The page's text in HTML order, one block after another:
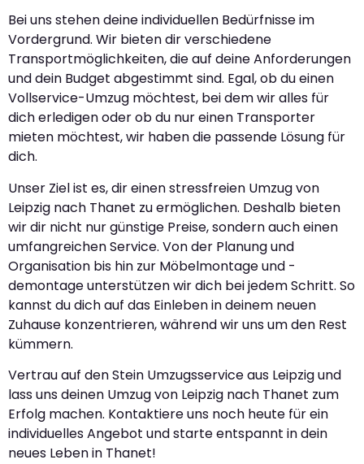
Bei uns stehen deine individuellen Bedürfnisse im
Vordergrund. Wir bieten dir verschiedene
Transportmöglichkeiten, die auf deine Anforderungen
und dein Budget abgestimmt sind. Egal, ob du einen
Vollservice-Umzug möchtest, bei dem wir alles für
dich erledigen oder ob du nur einen Transporter
mieten möchtest, wir haben die passende Lösung für
dich.
Unser Ziel ist es, dir einen stressfreien Umzug von
Leipzig nach Thanet zu ermöglichen. Deshalb bieten
wir dir nicht nur günstige Preise, sondern auch einen
umfangreichen Service. Von der Planung und
Organisation bis hin zur Möbelmontage und -
demontage unterstützen wir dich bei jedem Schritt. So
kannst du dich auf das Einleben in deinem neuen
Zuhause konzentrieren, während wir uns um den Rest
kümmern.
Vertrau auf den Stein Umzugsservice aus Leipzig und
lass uns deinen Umzug von Leipzig nach Thanet zum
Erfolg machen. Kontaktiere uns noch heute für ein
individuelles Angebot und starte entspannt in dein
neues Leben in Thanet!